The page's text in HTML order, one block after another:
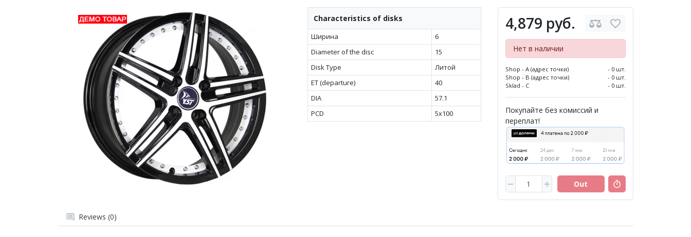
4,879 руб.
Нет в наличии
Shop - A (адрес точки)
- 0 шт.
Shop - B (адрес точки)
- 0 шт.
Sklad - C
- 0 шт.
Покупайте без комиссий и
переплат!
Out
Characteristics of disks
Ширина
6
Diameter of the disc
15
Disk Type
Литой
ET (departure)
40
DIA
57.1
PCD
5x100
Reviews (0)